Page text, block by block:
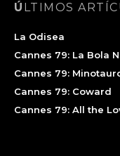
ÚLTIMOS
La Odisea
Cannes 79: La Bola
Cannes 79:
Cannes 79: Coward
Cannes 79: All the